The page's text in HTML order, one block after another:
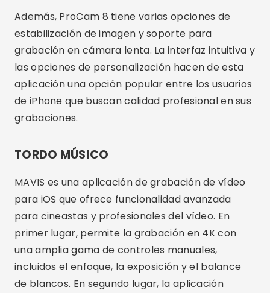
Además, ProCam 8 tiene varias opciones de
estabilización de imagen y soporte para
grabación en cámara lenta. La interfaz intuitiva y
las opciones de personalización hacen de esta
aplicación una opción popular entre los usuarios
de iPhone que buscan calidad profesional en sus
grabaciones.
TORDO MÚSICO
MAVIS es una aplicación de grabación de vídeo
para iOS que ofrece funcionalidad avanzada
para cineastas y profesionales del vídeo. En
primer lugar, permite la grabación en 4K con
una amplia gama de controles manuales,
incluidos el enfoque, la exposición y el balance
de blancos. En segundo lugar, la aplicación